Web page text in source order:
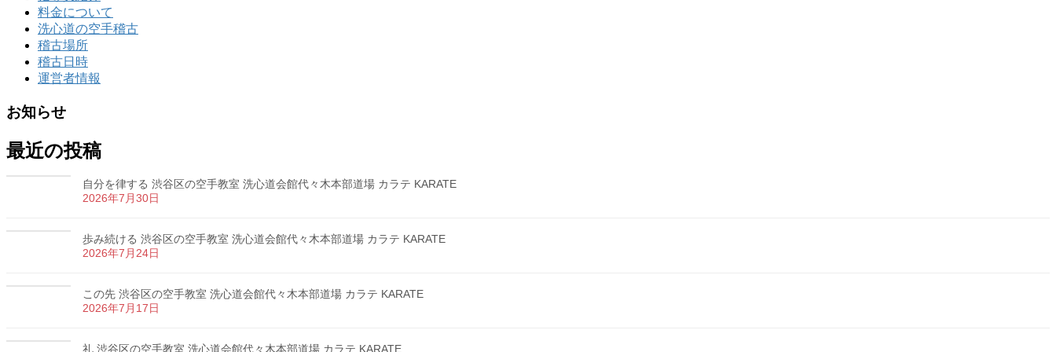
料金について
洗心道の空手稽古
稽古場所
稽古日時
運営者情報
お知らせ
最近の投稿
自分を律する 渋谷区の空手教室 洗心道会館代々木本部道場 カラテ KARATE
2026年7月30日
歩み続ける 渋谷区の空手教室 洗心道会館代々木本部道場 カラテ KARATE
2026年7月24日
この先 渋谷区の空手教室 洗心道会館代々木本部道場 カラテ KARATE
2026年7月17日
礼 渋谷区の空手教室 洗心道会館代々木本部道場 カラテ KARATE